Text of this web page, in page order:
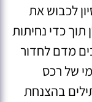
לכבוש את
כדי נחיתות
מדם לחדור
של רכס
בהצנחת